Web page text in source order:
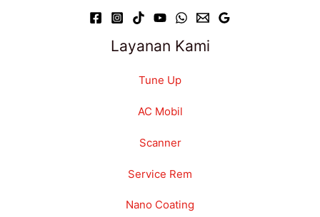
Layanan Kami
Tune Up
AC Mobil
Scanner
Service Rem
Nano Coating